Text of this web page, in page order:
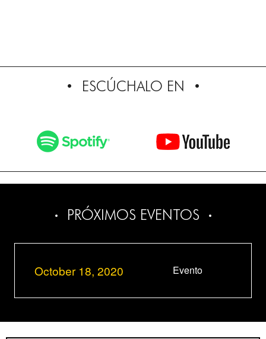
ESCÚCHALO EN
PRÓXIMOS EVENTOS
October 18, 2020 Evento